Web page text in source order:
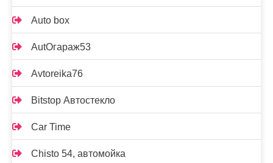
Auto box
AutOгараж53
Avtoreika76
Bitstop Автостекло
Car Time
Chisto 54, автомойка